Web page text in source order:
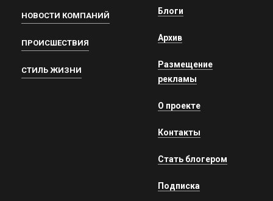
НОВОСТИ КОМПАНИЙ
ПРОИСШЕСТВИЯ
СТИЛЬ ЖИЗНИ
Блоги
Архив
Размещение
рекламы
О проекте
Контакты
Стать блогером
Подписка